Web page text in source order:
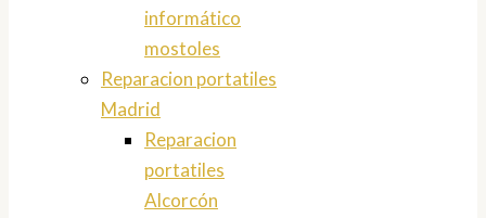
informático
mostoles
Reparacion portatiles
Madrid
Reparacion
portatiles
Alcorcón